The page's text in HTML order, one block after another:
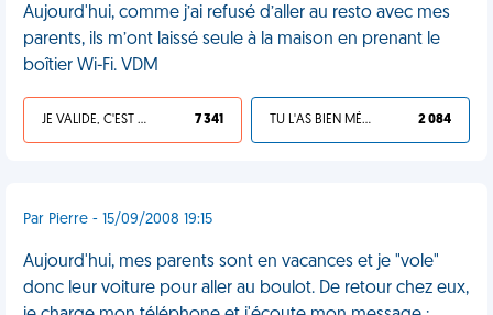
Aujourd'hui, comme j’ai refusé d’aller au resto avec mes
parents, ils m’ont laissé seule à la maison en prenant le
boîtier Wi-Fi. VDM
JE VALIDE, C'EST UNE VDM 7 341 TU L'AS BIEN MÉRITÉ 2 084
Par Pierre - 15/09/2008 19:15
Aujourd'hui, mes parents sont en vacances et je "vole"
donc leur voiture pour aller au boulot. De retour chez eux,